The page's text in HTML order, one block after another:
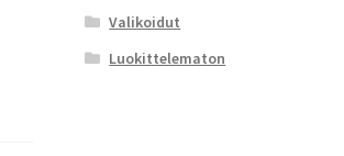
Valikoidut
Luokittelematon